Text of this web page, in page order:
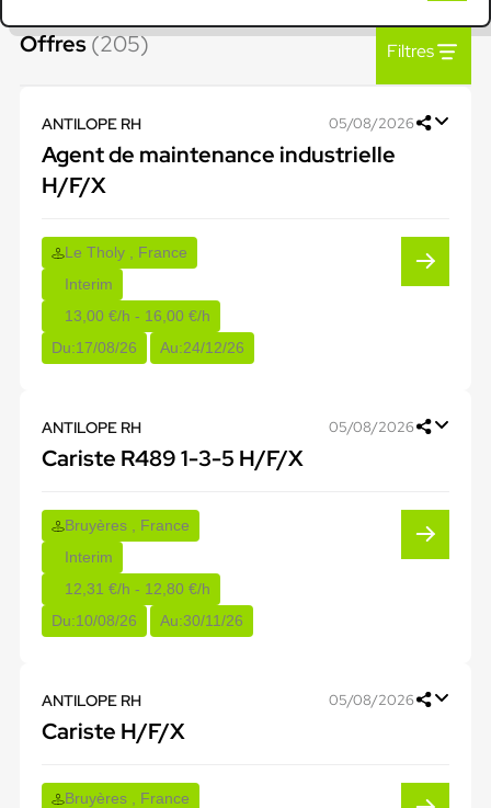
Offres(205) Filtres
ANTILOPE RH 05/08/2026
Agent de maintenance industrielle
H/F/X
Le Tholy , France
Interim
13,00 €/h - 16,00 €/h
Du:17/08/26 Au:24/12/26
ANTILOPE RH 05/08/2026
Cariste R489 1-3-5 H/F/X
Bruyères , France
Interim
12,31 €/h - 12,80 €/h
Du:10/08/26 Au:30/11/26
ANTILOPE RH 05/08/2026
Cariste H/F/X
Bruyères , France